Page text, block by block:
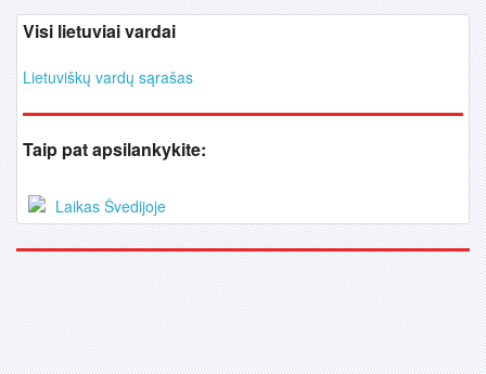
Visi lietuviai vardai
Lietuviškų vardų sąrašas
Taip pat apsilankykite:
Laikas Švedijoje